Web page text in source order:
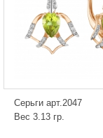
Серьги арт.2047
Вес 3.13 гр.